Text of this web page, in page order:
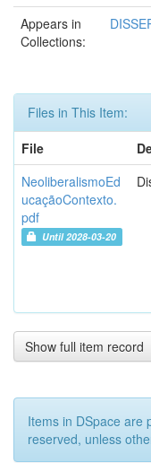
Appears in
Collections:
Files in This Item:
File
NeoliberalismoEd
ucaçãoContexto.
pdf
Until 2028-03-20
Show full item record
Items in DSpace are
reserved, unless